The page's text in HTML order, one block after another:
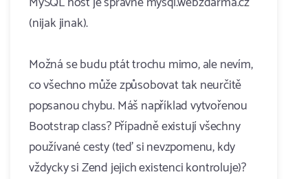
(nijak jinak).
Možná se budu ptát trochu mimo, ale nevím,
co všechno může způsobovat tak neurčitě
popsanou chybu. Máš například vytvořenou
Bootstrap class? Případně existují všechny
používané cesty (teď si nevzpomenu, kdy
vždycky si Zend jejich existenci kontroluje)?